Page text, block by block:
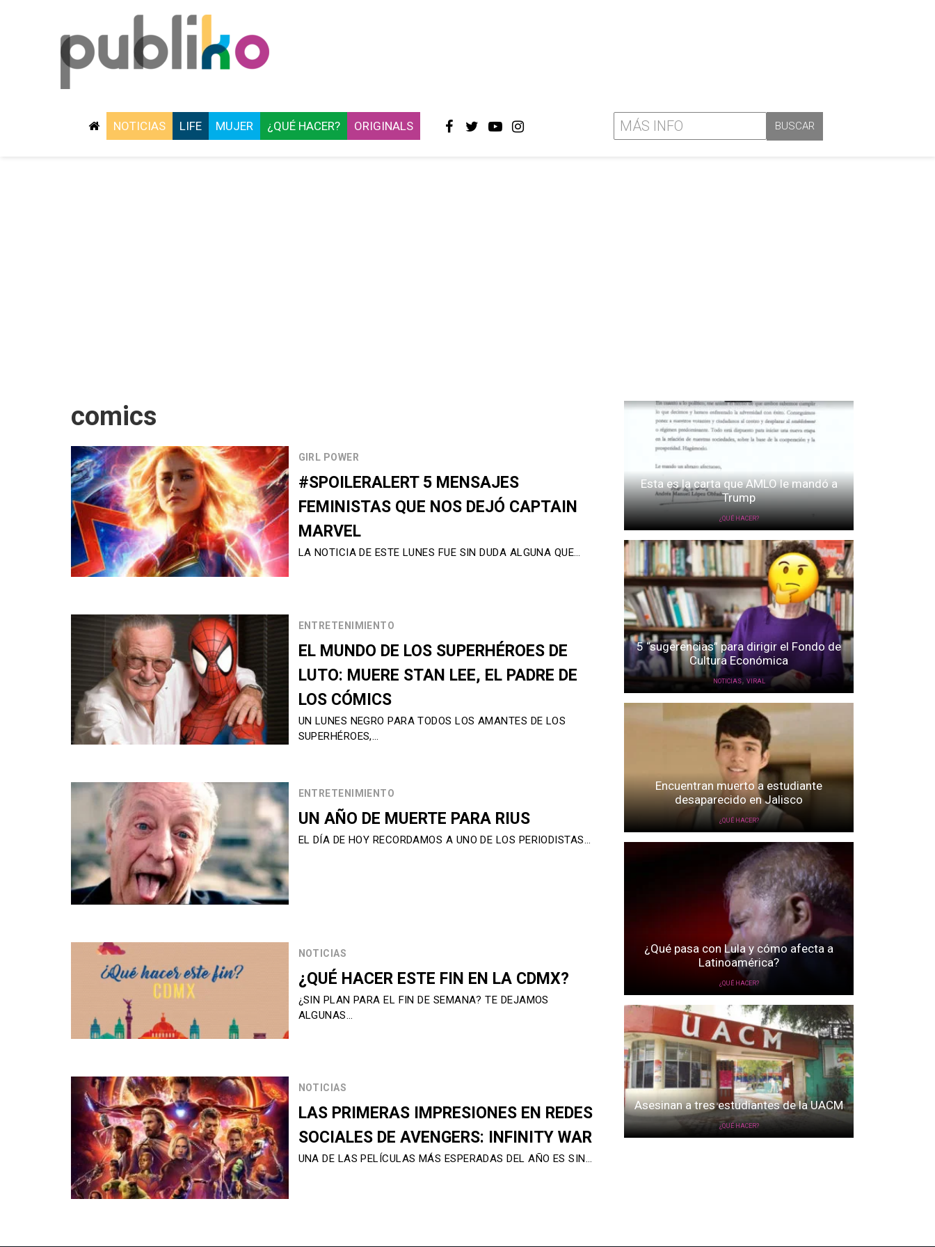
NOTICIAS LIFE MUJER ¿QUÉ HACER? ORIGINALS
comics
GIRL POWER
#SPOILERALERT 5 MENSAJES
FEMINISTAS QUE NOS DEJÓ CAPTAIN
MARVEL
LA NOTICIA DE ESTE LUNES FUE SIN DUDA ALGUNA QUE…
ENTRETENIMIENTO
EL MUNDO DE LOS SUPERHÉROES DE
LUTO: MUERE STAN LEE, EL PADRE DE
LOS CÓMICS
UN LUNES NEGRO PARA TODOS LOS AMANTES DE LOS
SUPERHÉROES,…
ENTRETENIMIENTO
UN AÑO DE MUERTE PARA RIUS
EL DÍA DE HOY RECORDAMOS A UNO DE LOS PERIODISTAS…
NOTICIAS
¿QUÉ HACER ESTE FIN EN LA CDMX?
¿SIN PLAN PARA EL FIN DE SEMANA? TE DEJAMOS
ALGUNAS…
NOTICIAS
LAS PRIMERAS IMPRESIONES EN REDES
SOCIALES DE AVENGERS: INFINITY WAR
UNA DE LAS PELÍCULAS MÁS ESPERADAS DEL AÑO ES SIN…
Esta es la carta que AMLO le mandó a
Trump
¿QUÉ HACER?
5 “sugerencias” para dirigir el Fondo de
Cultura Económica
NOTICIAS, VIRAL
Encuentran muerto a estudiante
desaparecido en Jalisco
¿QUÉ HACER?
¿Qué pasa con Lula y cómo afecta a
Latinoamérica?
¿QUÉ HACER?
Asesinan a tres estudiantes de la UACM
¿QUÉ HACER?